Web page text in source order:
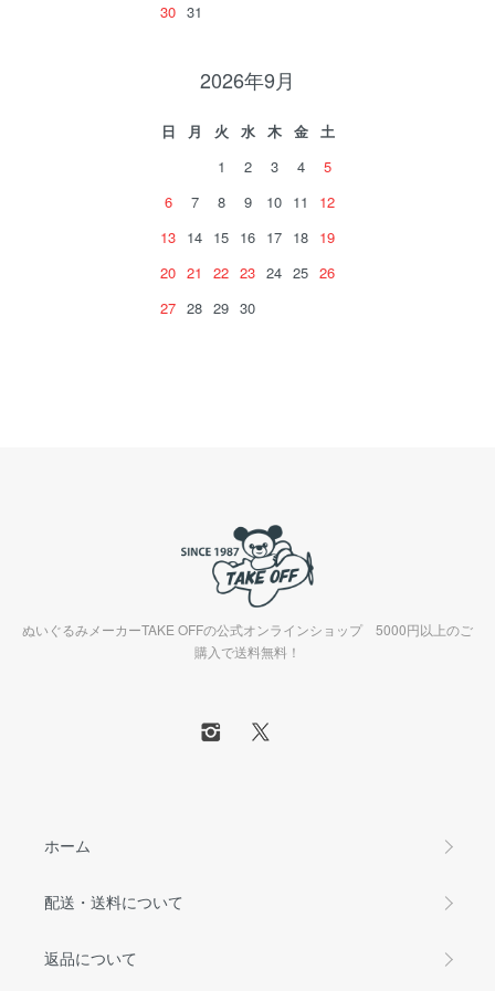
30 31
2026年9月
日 月 火 水 木 金
土
1
2 3 4
5
6
7 8 9 10 11
12
13 14 15 16 17 18 19
20 21 22 23 24 25 26
27 28 29 30
ぬいぐるみメーカーTAKE OFFの公式オンラインショップ 5000円以上のご
購入で送料無料！
ホーム
配送・送料について
返品について